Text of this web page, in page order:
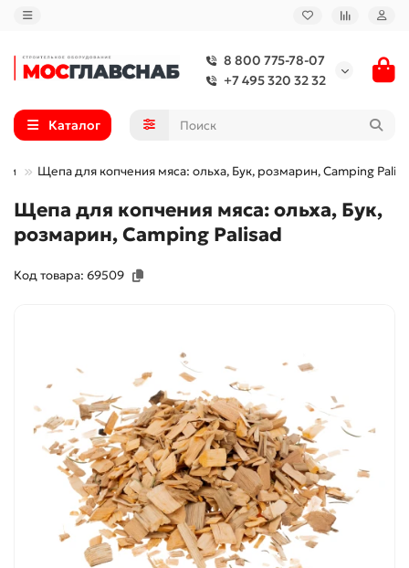
8 800 775-78-07
+7 495 320 32 32
Каталог
Щепа для копчения мяса: ольха, Бук, розмарин, Camping
Щепа для копчения мяса: ольха, Бук,
розмарин, Camping Palisad
Код товара: 69509